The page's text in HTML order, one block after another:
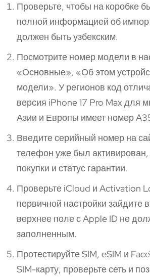
Проверьте, чтобы на коробке
полной информацией об
должен быть узбекским.
Посмотрите номер модели в
«Основные», «Об этом
модели». У регионов код
версия iPhone 17 Pro Max для
Азии и Европы имеет номер
Введите серийный номер на
телефон уже был активирован,
покупки и статус гарантии.
Проверьте iCloud и Activation
первичной настройки зайдите
верхнее поле с Apple ID не
заполненным.
Протестируйте SIM, eSIM и
SIM-карту, проверьте сеть и